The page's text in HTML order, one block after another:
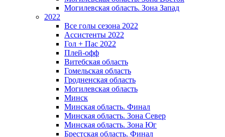
Могилевская область. Зона Запад
2022
Все голы сезона 2022
Ассистенты 2022
Гол + Пас 2022
Плей-офф
Витебская область
Гомельская область
Гродненская область
Могилевская область
Минск
Mинская область. Финал
Минская область. Зона Север
Минская область. Зона Юг
Брестская область. Финал